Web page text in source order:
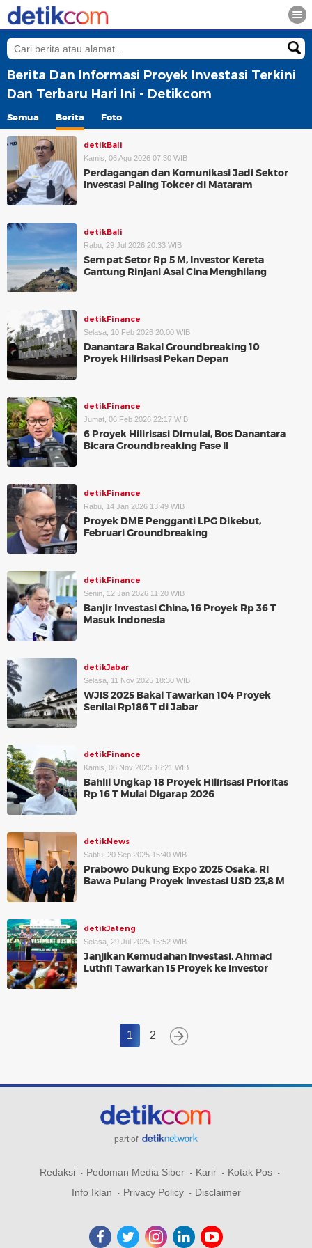
Berita Dan Informasi Proyek Investasi Terkini
Dan Terbaru Hari Ini - Detikcom
Semua Berita Foto
detikBali
Kamis, 06 Agu 2026 07:30 WIB
Perdagangan dan Komunikasi Jadi Sektor
Investasi Paling Tokcer di Mataram
detikBali
Rabu, 29 Jul 2026 20:33 WIB
Sempat Setor Rp 5 M, Investor Kereta
Gantung Rinjani Asal Cina Menghilang
detikFinance
Selasa, 10 Feb 2026 20:00 WIB
Danantara Bakal Groundbreaking 10
Proyek Hilirisasi Pekan Depan
detikFinance
Jumat, 06 Feb 2026 22:17 WIB
6 Proyek Hilirisasi Dimulai, Bos Danantara
Bicara Groundbreaking Fase II
detikFinance
Rabu, 14 Jan 2026 13:49 WIB
Proyek DME Pengganti LPG Dikebut,
Februari Groundbreaking
detikFinance
Senin, 12 Jan 2026 11:20 WIB
Banjir Investasi China, 16 Proyek Rp 36 T
Masuk Indonesia
detikJabar
Selasa, 11 Nov 2025 18:30 WIB
WJIS 2025 Bakal Tawarkan 104 Proyek
Senilai Rp186 T di Jabar
detikFinance
Kamis, 06 Nov 2025 16:21 WIB
Bahlil Ungkap 18 Proyek Hilirisasi Prioritas
Rp 16 T Mulai Digarap 2026
detikNews
Sabtu, 20 Sep 2025 15:40 WIB
Prabowo Dukung Expo 2025 Osaka, RI
Bawa Pulang Proyek Investasi USD 23,8 M
detikJateng
Selasa, 29 Jul 2025 15:52 WIB
Janjikan Kemudahan Investasi, Ahmad
Luthfi Tawarkan 15 Proyek ke Investor
1 2
part of
Redaksi Pedoman Media Siber Karir
Kotak Pos
Info Iklan
Privacy Policy Disclaimer